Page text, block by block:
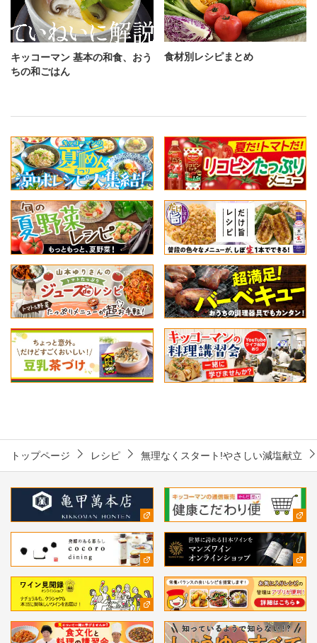
キッコーマン 基本の和食、おう
ちの和ごはん
食材別レシピまとめ
トップページ レシピ 無理なくスタート!やさしい減塩献立